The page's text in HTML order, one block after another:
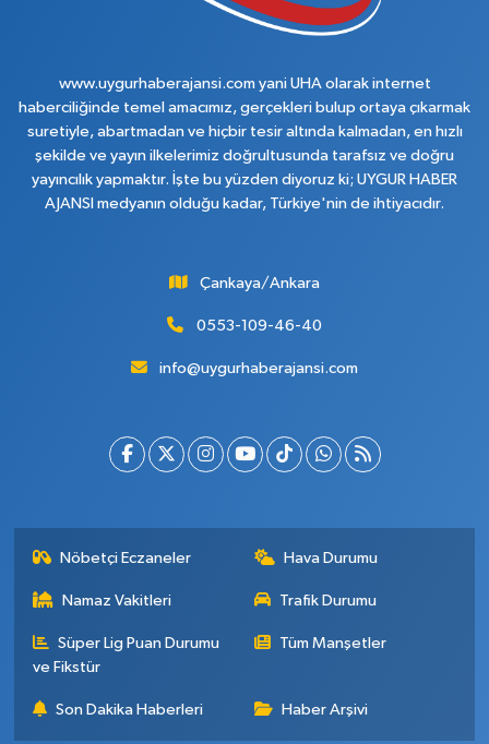
www.uygurhaberajansi.com yani UHA olarak internet
haberciliğinde temel amacımız, gerçekleri bulup ortaya çıkarmak
suretiyle, abartmadan ve hiçbir tesir altında kalmadan, en hızlı
şekilde ve yayın ilkelerimiz doğrultusunda tarafsız ve doğru
yayıncılık yapmaktır. İşte bu yüzden diyoruz ki; UYGUR HABER
AJANSI medyanın olduğu kadar, Türkiye'nin de ihtiyacıdır.
Çankaya/Ankara
0553-109-46-40
info@uygurhaberajansi.com
Nöbetçi Eczaneler Hava Durumu
Namaz Vakitleri Trafik Durumu
Süper Lig Puan Durumu
ve Fikstür
Tüm Manşetler
Son Dakika Haberleri Haber Arşivi